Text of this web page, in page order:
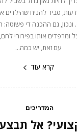
סביר להניח שהילדים
גם ההכנה די פשוטה:
ומרפדים אותו בפירורי
עם זאת, יש כמה...
קרא עוד
המדריכים
אל